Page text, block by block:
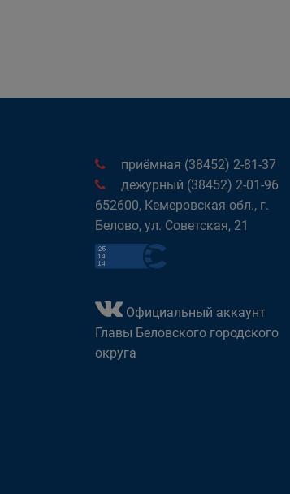
приёмная (38452) 2-81-37
дежурный (38452) 2-01-96
652600, Кемеровская обл., г.
Белово, ул. Советская, 21
Официальный аккаунт
Главы Беловского городского
округа